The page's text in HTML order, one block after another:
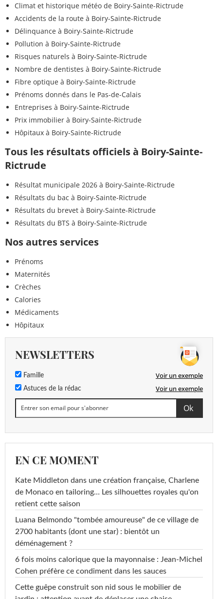
Climat et historique météo de Boiry-Sainte-Rictrude
Accidents de la route à Boiry-Sainte-Rictrude
Délinquance à Boiry-Sainte-Rictrude
Pollution à Boiry-Sainte-Rictrude
Risques naturels à Boiry-Sainte-Rictrude
Nombre de dentistes à Boiry-Sainte-Rictrude
Fibre optique à Boiry-Sainte-Rictrude
Prénoms donnés dans le Pas-de-Calais
Entreprises à Boiry-Sainte-Rictrude
Prix immobilier à Boiry-Sainte-Rictrude
Hôpitaux à Boiry-Sainte-Rictrude
Tous les résultats officiels à Boiry-Sainte-
Rictrude
Résultat municipale 2026 à Boiry-Sainte-Rictrude
Résultats du bac à Boiry-Sainte-Rictrude
Résultats du brevet à Boiry-Sainte-Rictrude
Résultats du BTS à Boiry-Sainte-Rictrude
Nos autres services
Prénoms
Maternités
Crèches
Calories
Médicaments
Hôpitaux
NEWSLETTERS
Famille Voir un exemple
Astuces de la rédac Voir un exemple
EN CE MOMENT
Kate Middleton dans une création française, Charlene
de Monaco en tailoring… Les silhouettes royales qu'on
retient cette saison
Luana Belmondo "tombée amoureuse" de ce village de
2700 habitants (dont une star) : bientôt un
déménagement ?
6 fois moins calorique que la mayonnaise : Jean-Michel
Cohen préfère ce condiment dans les sauces
Cette guêpe construit son nid sous le mobilier de